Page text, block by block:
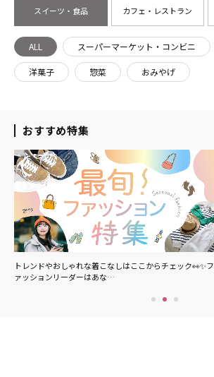
スイーツ・食品 カフェ・レストラン
ALL スーパーマーケット・コンビニ
洋菓子 惣菜 おみやげ
おすすめ特集
トレンドやおしゃれな着こなしはここからチェック👀✨フ
ァッションリーダーはあな…